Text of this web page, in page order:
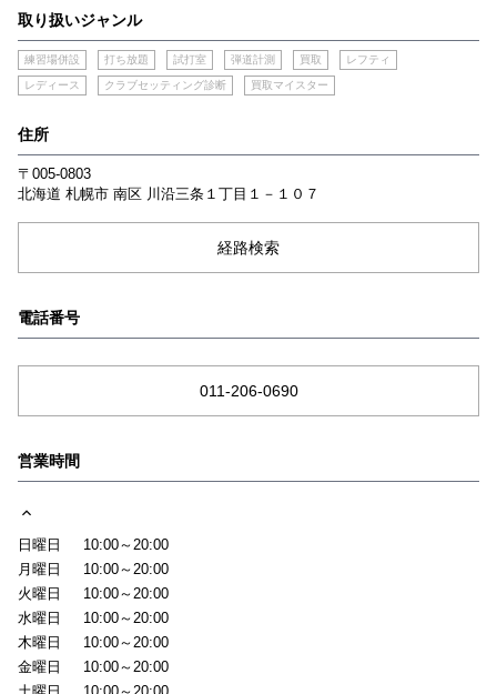
取り扱いジャンル
練習場併設 打ち放題 試打室 弾道計測 買取 レフティ
レディース クラブセッティング診断 買取マイスター
住所
〒005-0803
北海道 札幌市 南区 川沿三条１丁目１－１０７
経路検索
電話番号
011-206-0690
営業時間
日曜日
10:00～20:00
月曜日
10:00～20:00
火曜日
10:00～20:00
水曜日
10:00～20:00
木曜日
10:00～20:00
金曜日
10:00～20:00